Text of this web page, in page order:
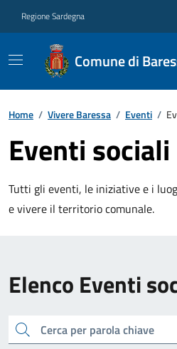
Regione Sardegna
Comune di
Home / Vivere Baressa / Eventi /
Eventi sociali
Tutti gli eventi, le iniziative e i
e vivere il territorio comunale.
Elenco Eventi
cerca